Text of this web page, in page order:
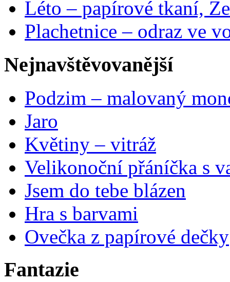
Léto – papírové tkaní,
Plachetnice – odraz ve
Nejnavštěvovanější
Podzim – malovaný
Jaro
Květiny – vitráž
Velikonoční přáníčka s
Jsem do tebe blázen
Hra s barvami
Ovečka z papírové dečky
Fantazie